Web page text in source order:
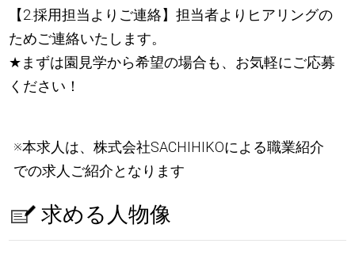
【2.採用担当よりご連絡】担当者よりヒアリングの
ためご連絡いたします。
★ まずは園見学から希望の場合も、お気軽にご応募
ください！
※本求人は、株式会社SACHIHIKOによる職業紹介
での求人ご紹介となります
求める人物像